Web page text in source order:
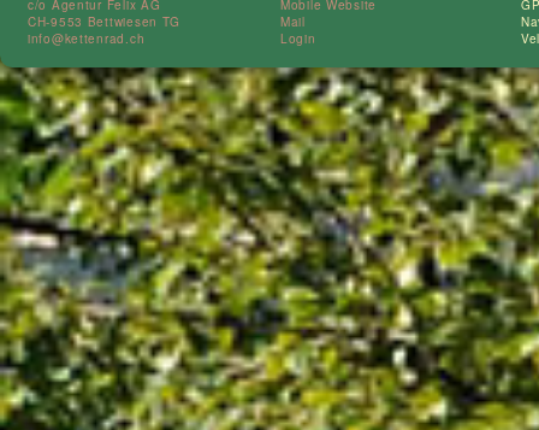
c/o Agentur Felix AG
CH-9553 Bettwiesen TG
info@kettenrad.ch
Mobile Website
Mail
Login